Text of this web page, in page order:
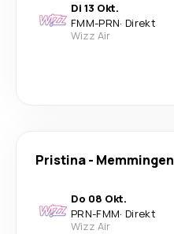
Di 13 Okt.
FMM-PRN· Direkt
Wizz Air
Pristina- Memmingen
Do 08 Okt.
PRN-FMM· Direkt
Wizz Air